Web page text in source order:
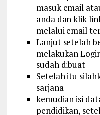
masuk email
anda dan klik
melalui email
Lanjut setelah
melakukan
sudah dibuat
Setelah itu
sarjana
kemudian isi
pendidikan,